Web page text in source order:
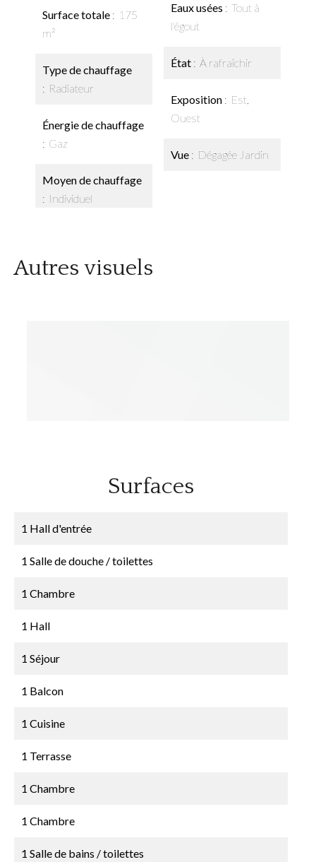
Surface totale
175
m²
Type de chauffage
Radiateur
Énergie de chauffage
Gaz
Moyen de chauffage
Individuel
Eaux usées
Tout à
l'égout
État À rafraîchir
Exposition
Est,
Ouest
Vue Dégagée Jardin
Autres visuels
Surfaces
1 Hall d'entrée
1 Salle de douche / toilettes
1 Chambre
1 Hall
1 Séjour
1 Balcon
1 Cuisine
1 Terrasse
1 Chambre
1 Chambre
1 Salle de bains / toilettes